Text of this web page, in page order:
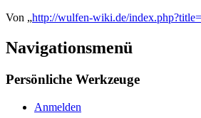
Von „http://wulfen-wiki.de/
Navigationsmenü
Persönliche Werkzeuge
Anmelden